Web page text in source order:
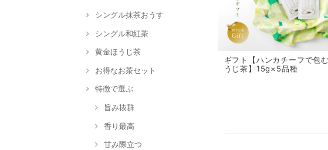
シングル抹茶おうす
シングル和紅茶
黄金ほうじ茶
お得なお茶セット
特徴で選ぶ
旨み抜群
香り最高
甘み際立つ
ギフト【ハンカチーフで包
うじ茶】15g×5品種